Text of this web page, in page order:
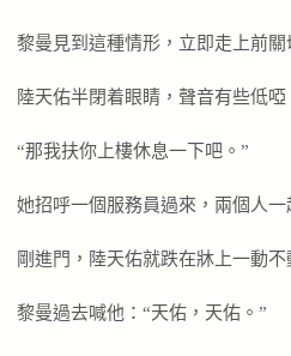
黎曼見到這種情形，立即走上前
陸天佑半閉着眼睛，聲音有些低啞
“那我扶你上樓休息一下吧。”
她招呼一個服務員過來，兩個人
剛進門，陸天佑就跌在牀上一動不
黎曼過去喊他：“天佑，天佑。”